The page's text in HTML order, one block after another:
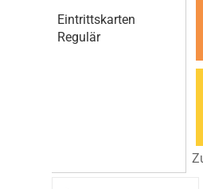
Eintrittskarten
Regulär